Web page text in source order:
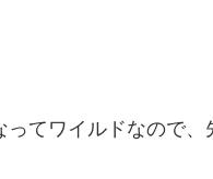
てワイルドなので